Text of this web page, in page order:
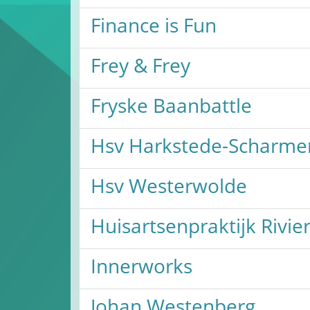
Finance is Fun
Frey & Frey
Fryske Baanbattle
Hsv Harkstede-
Hsv Westerwolde
Huisartsenpraktijk
Innerworks